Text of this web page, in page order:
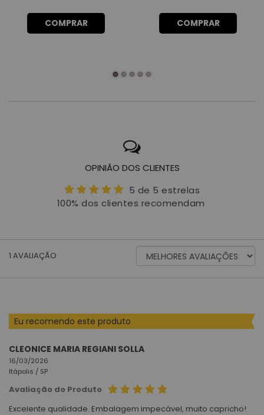
COMPRAR COMPRAR
OPINIÃO DOS CLIENTES
5 de 5 estrelas
100% dos clientes recomendam
1 AVALIAÇÃO
ORDENAR
AVALIAÇÕES
Eu recomendo este produto
CLEONICE MARIA REGIANI SOLLA
16/03/2026
Itápolis / SP
Avaliação do Produto
Excelente qualidade. Embalagem impecável, muito capricho!